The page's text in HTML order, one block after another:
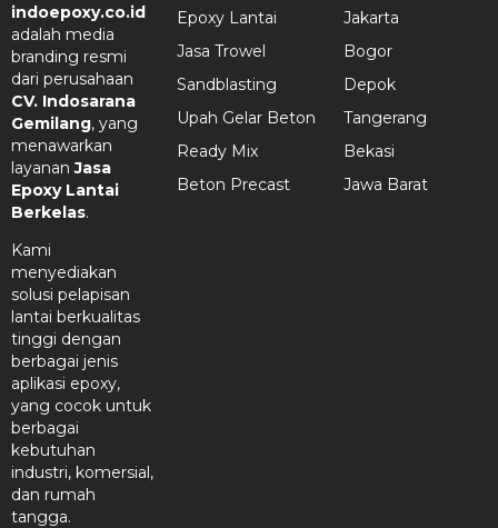
indoepoxy.co.id
adalah media
branding resmi
dari perusahaan
CV. Indosarana
Gemilang, yang
menawarkan
layananJasa
Epoxy Lantai
Berkelas.
Kami
menyediakan
solusi pelapisan
lantai berkualitas
tinggi dengan
berbagai jenis
aplikasi epoxy,
yang cocok untuk
berbagai
kebutuhan
industri, komersial,
dan rumah
tangga.
Epoxy Lantai
Jasa Trowel
Sandblasting
Upah Gelar Beton
Ready Mix
Beton Precast
Jakarta
Bogor
Depok
Tangerang
Bekasi
Jawa Barat